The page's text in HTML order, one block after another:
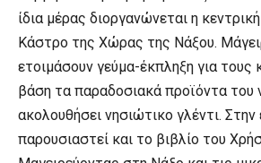
ίδια μέρας διοργανώνεται η
Κάστρο της Χώρας της Νάξου.
ετοιμάσουν γεύμα-έκπληξη για τους
βάση τα παραδοσιακά προϊόντα του
ακολουθήσει νησιώτικο γλέντι.
παρουσιαστεί και το βιβλίο του